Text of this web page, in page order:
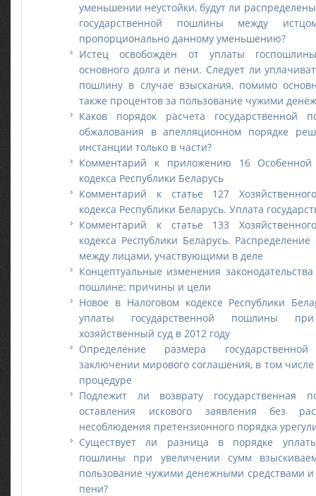
уменьшении неустойки, будут ли
государственной пошлины между
пропорционально данному уменьшению?
Истец освобожден от уплаты
основного долга и пени. Следует ли
пошлину в случае взыскания, помимо
также процентов за пользование чужими
Каков порядок расчета государственной
обжалования в апелляционном порядке
инстанции только в части?
Комментарий к приложению 16 Особенной
кодекса Республики Беларусь
Комментарий к статье 127
кодекса Республики Беларусь. Уплата
Комментарий к статье 133
кодекса Республики Беларусь.
между лицами, участвующими в деле
Концептуальные изменения
пошлине: причины и цели
Новое в Налоговом кодексе Республики
уплаты государственной пошлины
хозяйственный суд в 2012 году
Определение размера
заключении мирового соглашения, в том
процедуре
Подлежит ли возврату государственная
оставления искового заявления без
несоблюдения претензионного порядка
Существует ли разница в порядке уплаты
пошлины при увеличении сумм
пользование чужими денежными средствами
пени?